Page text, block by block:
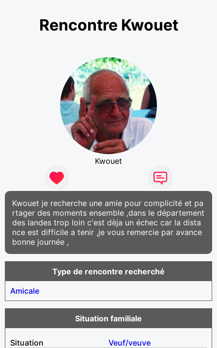
Rencontre Kwouet
Kwouet
Kwouet je recherche une amie pour complicité et pa
rtager des moments ensemble ,dans le département
des landes trop loin c'est dèja un échec car la dista
nce est difficile a tenir ,je vous remercie par avance
bonne journée ,
Type de rencontre recherché
Amicale
Situation familiale
Situation
Veuf/veuve